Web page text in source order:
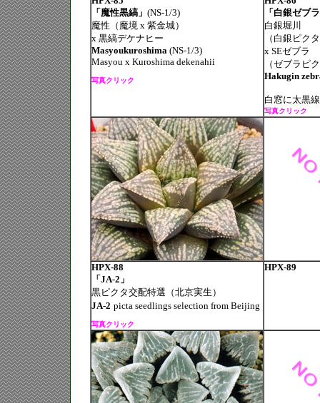
「魔性黒縞」 (NS-1/3)
魔性（魔境 x 紫金城）
x 黒縞デケナヒー
Masyoukuroshima (NS-1/3)
Masyou x Kuroshima dekenahii
写真クリック
「白銀ゼブ
白銀堀川
（白銀ピク
x SEゼブラ
（ゼブラピ
Hakugin
白窓に太黒
写真クリック
HPX-88
「JA-2」
黒ピクタ交配特選（北京実生）
JA-2 picta seedlings selection from Beijing
写真クリック
HPX-89